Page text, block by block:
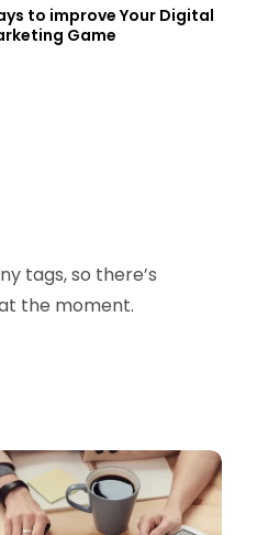
to improve Your Digital
Game
tags, so there’s
the moment.